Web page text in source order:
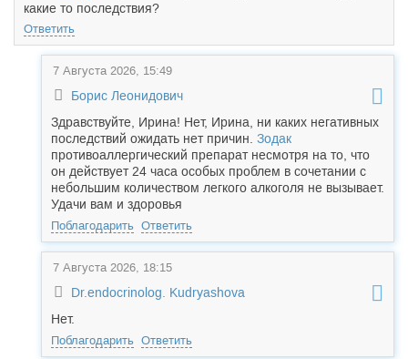
какие то последствия?
Ответить
7 Августа 2026, 15:49
Борис Леонидович
Здравствуйте, Ирина! Нет, Ирина, ни каких негативных
последствий ожидать нет причин. Зодак
противоаллергический препарат несмотря на то, что
он действует 24 часа особых проблем в сочетании с
небольшим количеством легкого алкоголя не вызывает.
Удачи вам и здоровья
Поблагодарить Ответить
7 Августа 2026, 18:15
Dr.endocrinolog. Kudryashova
Нет.
Поблагодарить Ответить